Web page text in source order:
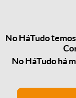
No HáTudo
No HáTudo há